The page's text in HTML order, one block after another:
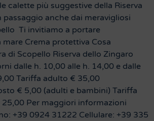
calette più suggestive della Riserva
passaggio anche dai meravigliosi
Ti invitiamo a portare
Crema protettiva Cosa
di Scopello Riserva dello Zingaro
dalle h. 10,00 alle h. 14,00 e dalle
Tariffa adulto € 35,00
€ 5,00 (adulti e bambini) Tariffa
Per maggiori informazioni
+39 0924 31222 Cellulare: +39 335